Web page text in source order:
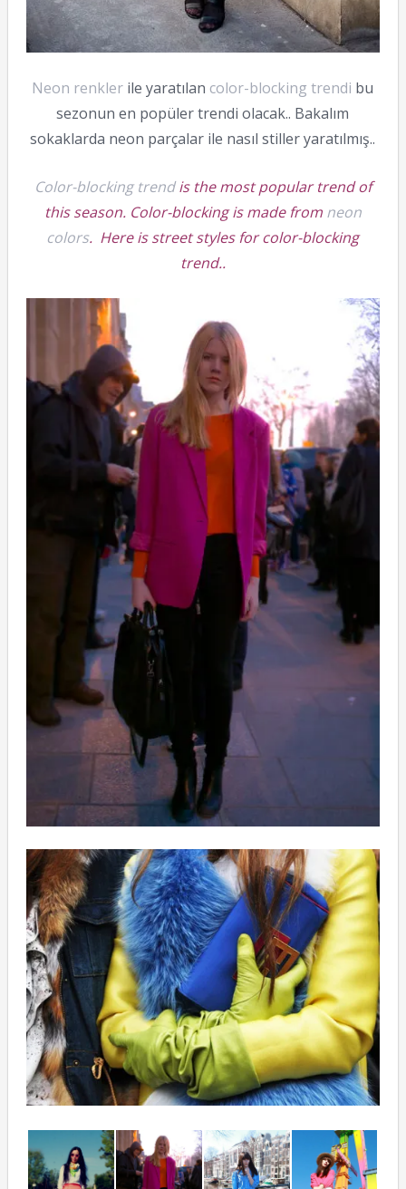
Neon renkler ile yaratılan color-blocking trendi bu
sezonun en popüler trendi olacak.. Bakalım
sokaklarda neon parçalar ile nasıl stiller yaratılmış..
Color-blocking trendis the most popular trend of
this season. Color-blocking is made from neon
colors. Here is street styles for color-blocking
trend..